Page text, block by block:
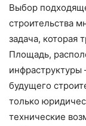
Выбор
строительства
задача, которая
Площадь,
инфраструктуры
будущего
только
технические